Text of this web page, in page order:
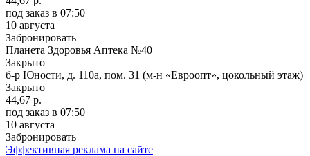
под заказ в 07:50
10 августа
Забронировать
Планета Здоровья Аптека №40
Закрыто
б-р Юности, д. 110а, пом. 31 (м-н «Евроопт», цокольный этаж)
Закрыто
44,67 р.
под заказ в 07:50
10 августа
Забронировать
Эффективная реклама на сайте